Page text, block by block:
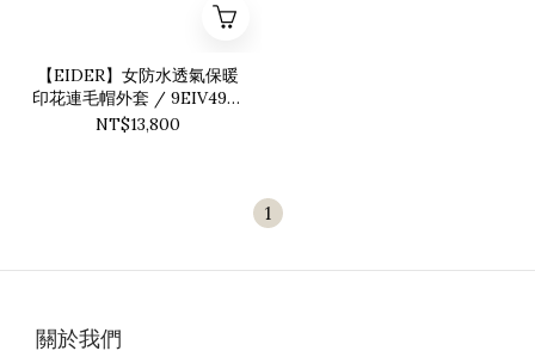
【EIDER】女防水透氣保暖
印花連毛帽外套 / 9EIV4922
潑墨綠
NT$13,800
1
關於我們